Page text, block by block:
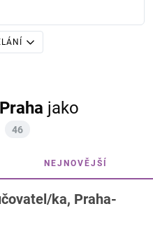
jako
46
NEJNOVĚJŠÍ
ka, Praha-